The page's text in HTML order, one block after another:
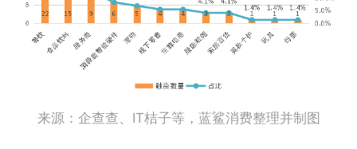
来源：企查查、IT桔子等，蓝鲨消费整理并制图